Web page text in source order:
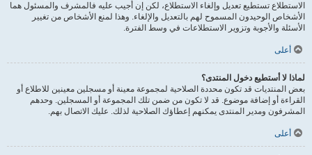
الاستطلاع تستطيع تعديل وإلغاء الاستطلاع، لكن إن أُجيب عليه فالمشرف والمسئول هما
الأشخاص الوحيدون المسموح لهم بالتعديل والإلغاء. وهذا لمنع الأشخاص من تغيير
الأسئلة والأجوبة وتزوير الاستطلاعات في وسط الفترة.
أعلى
لماذا لا أستطيع دخول المنتدى؟
بعض المنتديات قد تكون محددة الصلاحية لمجموعة معينة أو مسجلين معينين للاطلاع أو
القراءة أو إضافة موضوع. قد لا تكون من ضمن تلك المجموعة أو المسجلين. وحدهم
المشرفون ومدير المنتدى يمكنهم إعطاؤك الصلاحية لذلك. عليك الاتصال بهم.
أعلى